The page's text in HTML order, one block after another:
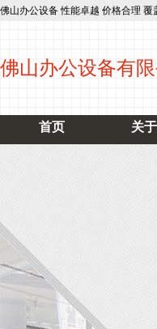
佛山办公设备 性能卓越 价格合理 覆
佛山办公设备有限
首页 关